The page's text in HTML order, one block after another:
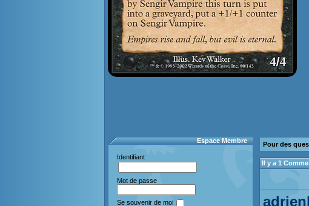
Espace Membre
Identifiant
Mot de passe
Se souvenir de moi
Pour des
Il y a 1